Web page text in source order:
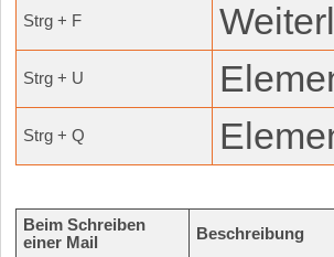
Strg + F
Strg + U
Strg + Q
Beim Schreiben
einer Mail
Beschreibung